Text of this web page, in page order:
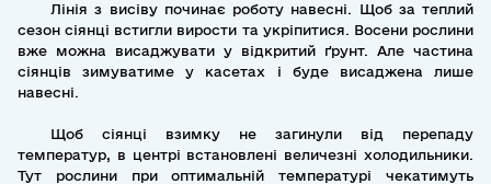
Лінія з висіву починає роботу навесні. Щоб за теплий
сезон сіянці встигли вирости та укріпитися. Восени рослини
вже можна висаджувати у відкритий ґрунт. Але частина
сіянців зимуватиме у касетах і буде висаджена лише
навесні.
Щоб сіянці взимку не загинули від перепаду
температур, в центрі встановлені величезні холодильники.
Тут рослини при оптимальній температурі чекатимуть